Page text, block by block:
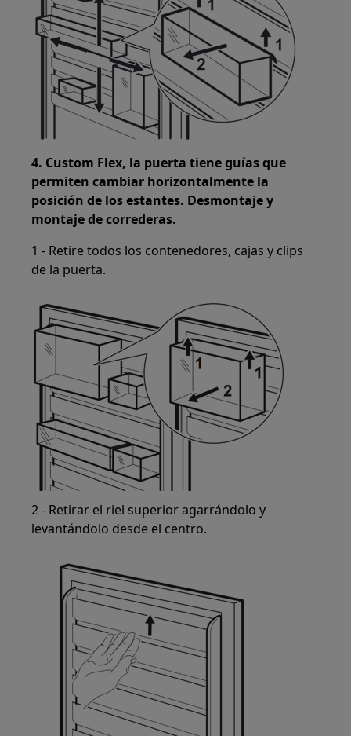
4. Custom Flex, la puerta tiene guías que
permiten cambiar horizontalmente la
posición de los estantes. Desmontaje y
montaje de correderas.
1 - Retire todos los contenedores, cajas y clips
de la puerta.
2 - Retirar el riel superior agarrándolo y
levantándolo desde el centro.